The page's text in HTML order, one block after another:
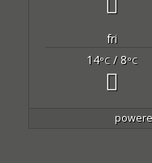
fri
14°C/ 8°C